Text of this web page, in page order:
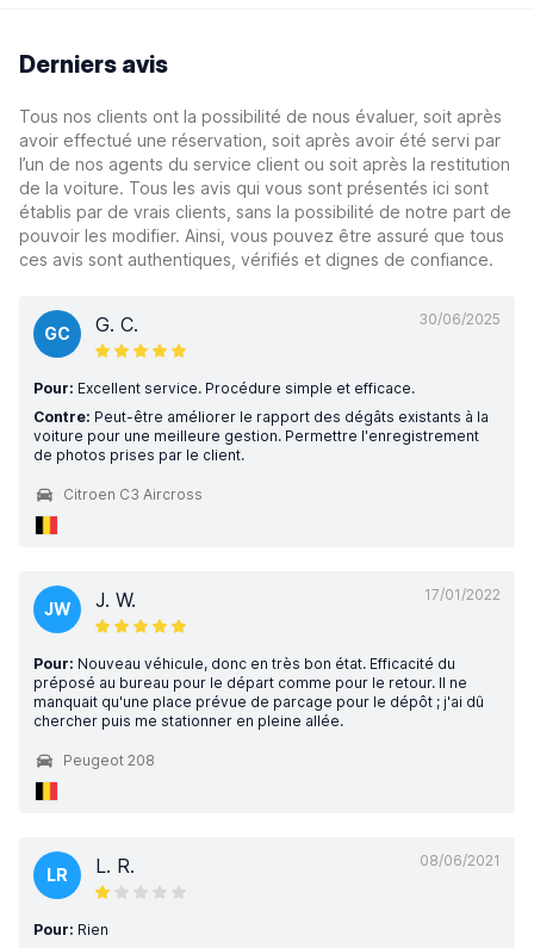
Derniers avis
Tous nos clients ont la possibilité de nous évaluer, soit après
avoir effectué une réservation, soit après avoir été servi par
l’un de nos agents du service client ou soit après la restitution
de la voiture. Tous les avis qui vous sont présentés ici sont
établis par de vrais clients, sans la possibilité de notre part de
pouvoir les modifier. Ainsi, vous pouvez être assuré que tous
ces avis sont authentiques, vérifiés et dignes de confiance.
30/06/2025
GC G. C.
Pour: Excellent service. Procédure simple et efficace.
Contre: Peut-être améliorer le rapport des dégâts existants à la
voiture pour une meilleure gestion. Permettre l'enregistrement
de photos prises par le client.
Citroen C3 Aircross
17/01/2022
JW J. W.
Pour: Nouveau véhicule, donc en très bon état. Efficacité du
préposé au bureau pour le départ comme pour le retour. Il ne
manquait qu'une place prévue de parcage pour le dépôt ; j'ai dû
chercher puis me stationner en pleine allée.
Peugeot 208
08/06/2021
LR L. R.
Pour: Rien